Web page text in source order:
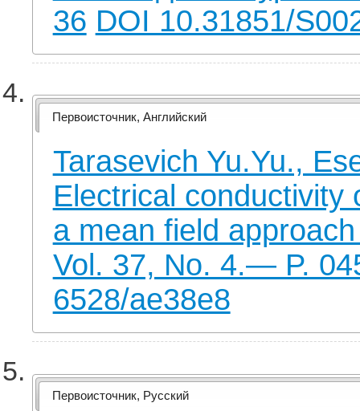
36 DOI 10.31851/
Первоисточник, Английский
Tarasevich Yu.Yu.,
Electrical conductivity
a mean field
Vol. 37, No. 4.— P.
6528/ae38e8
Первоисточник, Русский